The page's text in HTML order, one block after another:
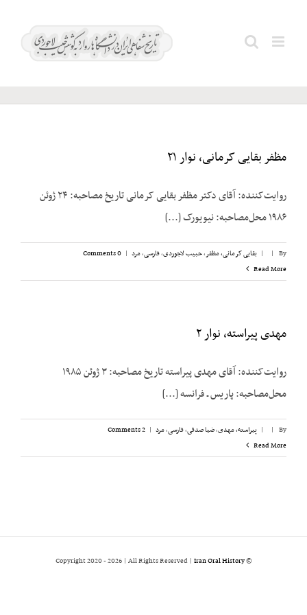
لنکرانی؛
مظفر بقایی کرمانی، نوار ۲۱
روایت‌کننده: آقای دکتر مظفر بقایی کرمانی تاریخ مصاحبه: ۲۴ ژوئن
۱۹۸۶ محل‌مصاحبه: نیویورک [...]
By
|
| بقایی کرمانی، مظفر,حبیب لاجوردی,فارسی,مرد |
0 Comments
Read More
مهدی پیراسته، نوار ۲
روایت‌کننده: آقای مهدی پیراسته تاریخ مصاحبه: ۳ ژوئن ۱۹۸۵
محل‌مصاحبه: پاریس ـ فرانسه [...]
By
|
| پیراسته، مهدی,ضیا صدقی,فارسی,مرد |
2 Comments
Read More
© Copyright 2020 -
2026 | All Rights Reserved | Iran Oral History